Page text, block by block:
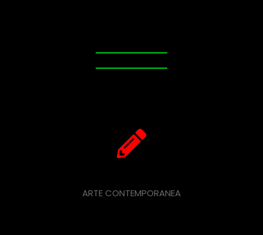
ARTE CONTEMPORANEA